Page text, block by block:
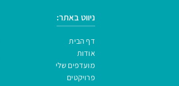
ניווט באתר:
דף הבית
אודות
מועדפים שלי
פרויקטים